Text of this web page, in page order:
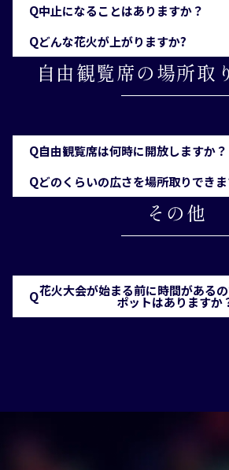
時間に余裕をもって駐車場にお越
毎年7月26日に開催します。
Q中止になることはありますか？
雨天でも打ち上げに支障がない限
だし、強風などの諸事情により、
線とぎおん柏崎まつり公式ホーム
Qどんな花火が上がりますか?
A
スターマイン、ワイドスターマイ
発、三尺玉2発同時打上など、約1
打ち上がります。
自由観覧席の場所取
Q自由観覧席は何時に開放しますか？
7月25日（前日）に潮風公園、26
とまち海浜公園内の自由観覧席を
Qどのくらいの広さを場所取りでき
A
皆さまが快適にご覧いただけるよ
用すると、つまづくなどの事故に
しないでください
その他
Q花火大会が始まる前に時間がある
ポットはありますか
A